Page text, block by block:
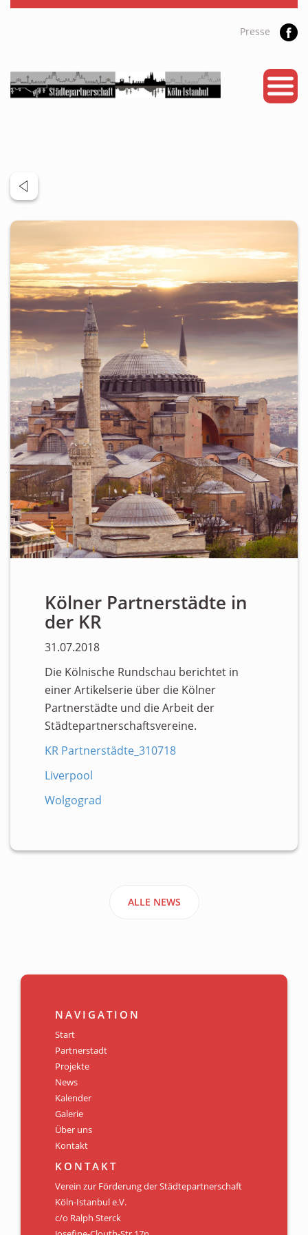
Presse
Kölner Partnerstädte in
der KR
31.07.2018
Die Kölnische Rundschau berichtet in
einer Artikelserie über die Kölner
Partnerstädte und die Arbeit der
Städtepartnerschaftsvereine.
KR Partnerstädte_310718
Liverpool
Wolgograd
ALLE NEWS
NAVIGATION
Start
Partnerstadt
Projekte
News
Kalender
Galerie
Über uns
Kontakt
KONTAKT
Verein zur Förderung der Städtepartnerschaft
Köln-Istanbul e.V.
c/o Ralph Sterck
START
PARTNERSTADT
Videos
ÜBER UNS
Personen
Mitglied werden
Links & Downloads
Satzung
Unsere Spender/Sponsoren
KONTAKT